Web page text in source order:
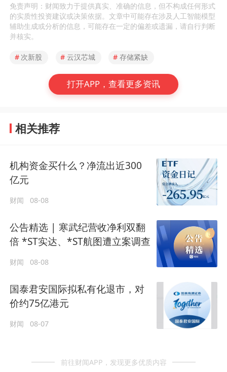
免责声明：财闻致力于提供真实、准确的信息，但不构成任何形式
的实质性投资建议或决策依据。文章中可能存在涉及人工智能模型
辅助生成或分析的信息，可能存在一定的偏差或遗漏，请自行判断
并核实。
# 次新股 # 云汉芯城 # 存储紧缺
打开APP，查看更多资讯
相关推荐
机构资金买什么？净流出近300
亿元
财闻 08-08
公告精选 | 寒武纪营收净利双翻
倍 *ST实达、*ST航图遭立案调查
财闻 08-08
国泰君安国际拟私有化退市，对
价约75亿港元
财闻 08-07
前往财闻APP，发现更多优质内容